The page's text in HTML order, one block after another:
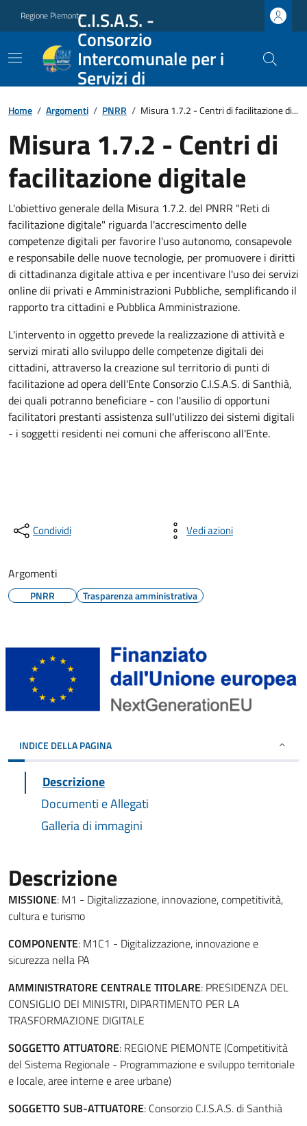
Regione PiemonteC.I.S.A.S. -
Consorzio
Intercomunale per i
Servizi di
Home / Argomenti / PNRR / Misura 1.7.2 - Centri di facilitazione di...
Misura 1.7.2 - Centri di
facilitazione digitale
L'obiettivo generale della Misura 1.7.2. del PNRR "Reti di
facilitazione digitale" riguarda l'accrescimento delle
competenze digitali per favorire l'uso autonomo, consapevole
e responsabile delle nuove tecnologie, per promuovere i diritti
di cittadinanza digitale attiva e per incentivare l'uso dei servizi
online dii privati e Amministrazioni Pubbliche, semplificando il
rapporto tra cittadini e Pubblica Amministrazione.
L'intervento in oggetto prevede la realizzazione di attività e
servizi mirati allo sviluppo delle competenze digitali dei
cittadini, attraverso la creazione sul territorio di punti di
facilitazione ad opera dell'Ente Consorzio C.I.S.A.S. di Santhià,
dei quali potranno beneficiare - con l'ausilio di opportuni
facilitatori prestanti assistenza sull'utilizzo dei sistemi digitali
- i soggetti residenti nei comuni che afferiscono all'Ente.
Condividi Vedi azioni
Argomenti
PNRR Trasparenza amministrativa
INDICE DELLA PAGINA
Descrizione
Documenti e Allegati
Galleria di immagini
Descrizione
MISSIONE: M1 - Digitalizzazione, innovazione, competitività,
cultura e turismo
COMPONENTE: M1C1 - Digitalizzazione, innovazione e
sicurezza nella PA
AMMINISTRATORE CENTRALE TITOLARE: PRESIDENZA DEL
CONSIGLIO DEI MINISTRI, DIPARTIMENTO PER LA
TRASFORMAZIONE DIGITALE
SOGGETTO ATTUATORE: REGIONE PIEMONTE (Competitività
del Sistema Regionale - Programmazione e sviluppo territoriale
e locale, aree interne e aree urbane)
SOGGETTO SUB-ATTUATORE: Consorzio C.I.S.A.S. di Santhià